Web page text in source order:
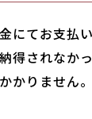
にてお支払
得されなか
かりません。